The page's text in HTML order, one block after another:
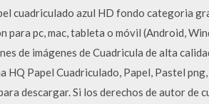
cuadriculado azul HD fondo categoria
pc, mac, tableta o móvil (Android,
de imágenes de Cuadricula de alta
HQ Papel Cuadriculado, Papel, Pastel
descargar. Si los derechos de autor de